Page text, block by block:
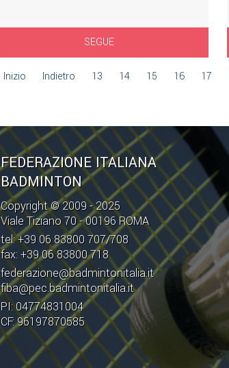
SEGUE
Inizio Indietro 13 14 15 16 17
FEDERAZIONE ITALIANA
BADMINTON
Copyright © 2009 - 2025
Viale Tiziano 70 - 00196 ROMA
tel: +39 06 83800 707/708
fax: +39 06 83800 718
federazione@badmintonitalia.it
fiba@pec.badmintonitalia.it
PI: 04774831004
CF: 96197870585